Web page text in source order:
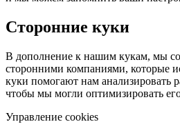
Сторонние куки
В дополнение к нашим кукам, мы
сторонними компаниями, которые
куки помогают нам анализировать
чтобы мы могли оптимизировать
Управление cookies